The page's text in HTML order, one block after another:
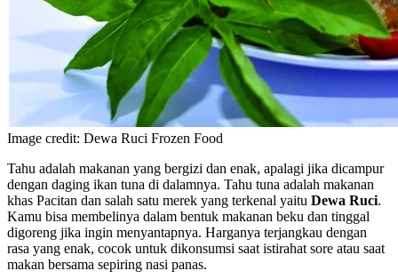
Image credit: Dewa Ruci Frozen Food
Tahu adalah makanan yang bergizi dan enak, apalagi jika dicampur
dengan daging ikan tuna di dalamnya. Tahu tuna adalah makanan
khas Pacitan dan salah satu merek yang terkenal yaitu Dewa Ruci.
Kamu bisa membelinya dalam bentuk makanan beku dan tinggal
digoreng jika ingin menyantapnya. Harganya terjangkau dengan
rasa yang enak, cocok untuk dikonsumsi saat istirahat sore atau saat
makan bersama sepiring nasi panas.